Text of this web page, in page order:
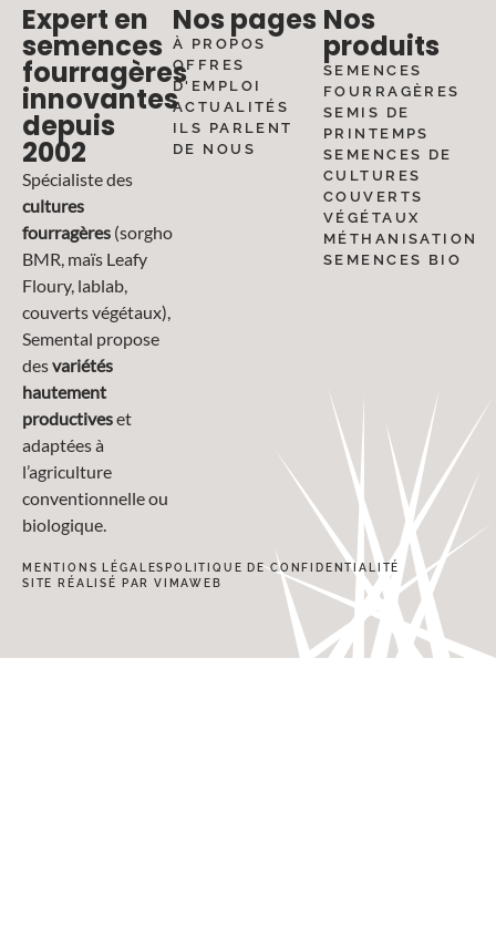
Expert en
semences
fourragères
innovantes
depuis
2002
Spécialiste des
cultures
fourragères (sorgho
BMR, maïs Leafy
Floury, lablab,
couverts végétaux),
Semental propose
desvariétés
hautement
productiveset
adaptées à
l’agriculture
conventionnelle ou
biologique.
Nos pages
À PROPOS
OFFRES
D'EMPLOI
ACTUALITÉS
ILS PARLENT
DE NOUS
Nos
produits
SEMENCES
FOURRAGÈRES
SEMIS DE
PRINTEMPS
SEMENCES DE
CULTURES
COUVERTS
VÉGÉTAUX
MÉTHANISATION
SEMENCES BIO
MENTIONS LÉGALES POLITIQUE DE CONFIDENTIALITÉ
SITE RÉALISÉ PAR VIMAWEB